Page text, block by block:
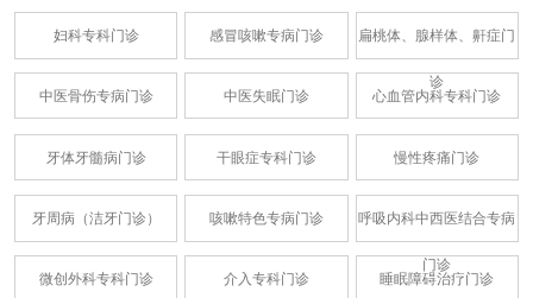
妇科专科门诊 感冒咳嗽专病门诊 扁桃体、腺样体、鼾症门
诊
中医骨伤专病门诊
中医失眠门诊 心血管内科专科门诊
牙体牙髓病门诊 干眼症专科门诊 慢性疼痛门诊
牙周病（洁牙门诊） 咳嗽特色专病门诊 呼吸内科中西医结合专病
门诊
微创外科专科门诊
介入专科门诊 睡眠障碍治疗门诊